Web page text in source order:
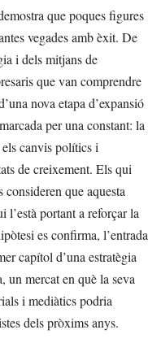
que poques figures
vegades amb èxit. De
i dels mitjans de
que van comprendre
nova etapa d’expansió
per una constant: la
canvis polítics i
de creixement. Els qui
que aquesta
l’està portant a reforçar la
es confirma, l’entrada
capítol d’una estratègia
un mercat en què la seva
i mediàtics podria
dels pròxims anys.